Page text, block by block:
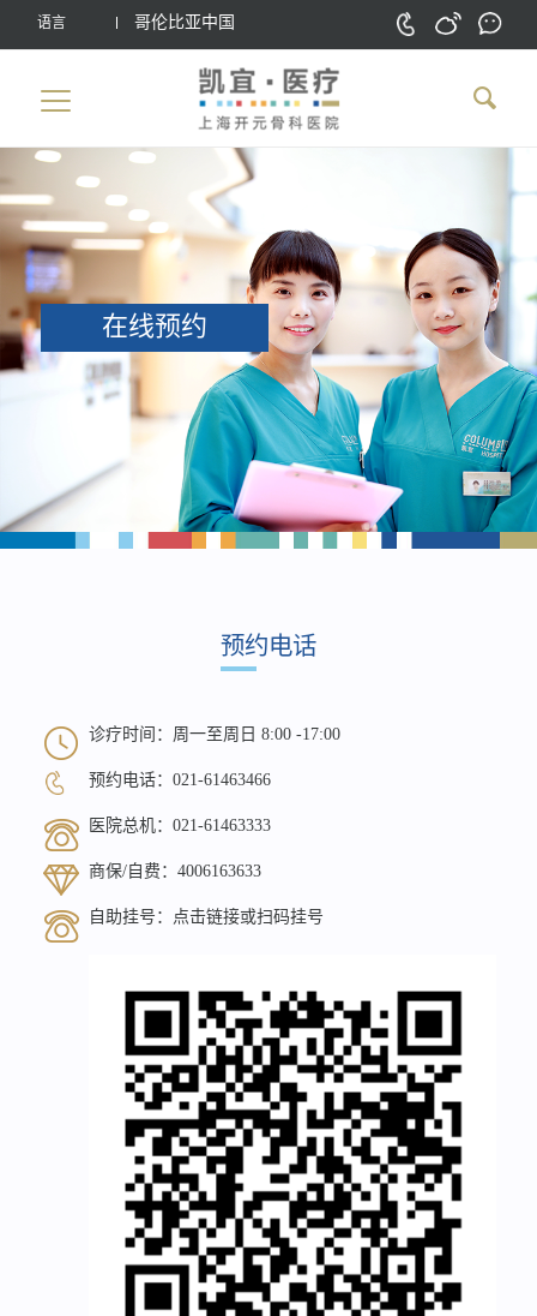
语言 哥伦比亚中国
在线预约
预约电话
诊疗时间：周一至周日 8:00 -17:00
预约电话： 021-61463466
医院总机： 021-61463333
商保/自费： 4006163633
自助挂号： 点击链接或扫码挂号